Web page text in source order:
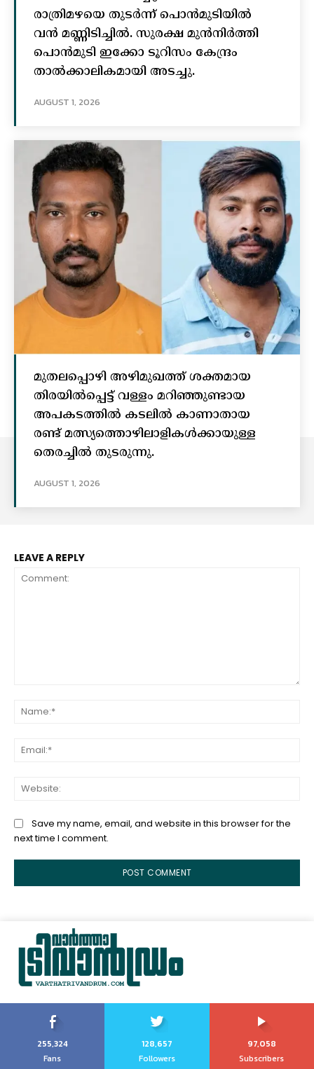
രാത്രിമഴയെ തുടർന്ന് പൊൻമുടിയില്‍
വൻ മണ്ണിടിച്ചില്‍. സുരക്ഷ മുൻനിർത്തി
പൊൻമുടി ഇക്കോ ടൂറിസം കേന്ദ്രം
താല്‍ക്കാലികമായി അടച്ചു.
AUGUST 1, 2026
മുതലപ്പൊഴി അഴിമുഖത്ത് ശക്തമായ
തിരയിൽപ്പെട്ട് വള്ളം മറിഞ്ഞുണ്ടായ
അപകടത്തിൽ കടലിൽ കാണാതായ
രണ്ട് മത്സ്യത്തൊഴിലാളികൾക്കായുള്ള
തെരച്ചിൽ തുടരുന്നു.
AUGUST 1, 2026
LEAVE A REPLY
Save my name, email, and website in this browser for the
next time I comment.
255,324
Fans
128,657
Followers
97,058
Subscribers